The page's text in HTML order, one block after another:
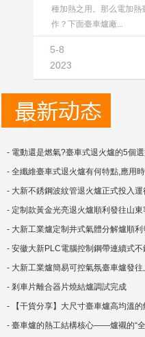
種加熱之用。那么電加熱
作？下面臺車爐廠...
5-8
2023
- 電動還是燃氣?臺車式退火爐的5個
- 全纖維臺車式退火爐有何特點,應用
- 大新不銹鋼波紋管退火爐正式投入運
- 定制款黃金光亮退火爐順利發往山東
- 大新工業爐定制井式氣體分解爐順利
- 安徽大新PLC電腦控制鋼帶連續式不
- 大新工業爐簡易可控氣氛臺車爐發往
- 剎車片離合器片燒結爐調試完成
- 【干貨分享】大尺寸臺車爐高均溫的
- 臺車爐的熱工結構核心——爐襯的“